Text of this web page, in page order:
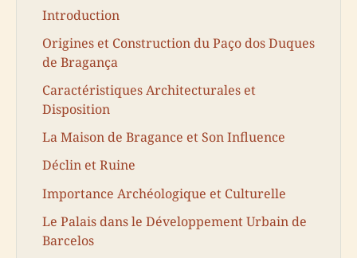
Introduction
Origines et Construction du Paço dos Duques
de Bragança
Caractéristiques Architecturales et
Disposition
La Maison de Bragance et Son Influence
Déclin et Ruine
Importance Archéologique et Culturelle
Le Palais dans le Développement Urbain de
Barcelos